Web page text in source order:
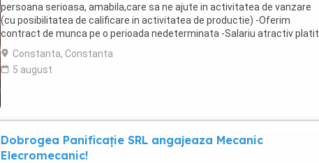
persoana serioasa, amabila,care sa ne ajute in activitatea de vanzare
(cu posibilitatea de calificare in activitatea de productie) -Oferim
contract de munca pe o perioada nedeterminata -Salariu atractiv platit
la timp -Mediu de lucru stabil -Instruire ...
Constanta, Constanta
5 august
Dobrogea Panificație SRL angajeaza Mecanic
Elecromecanic!